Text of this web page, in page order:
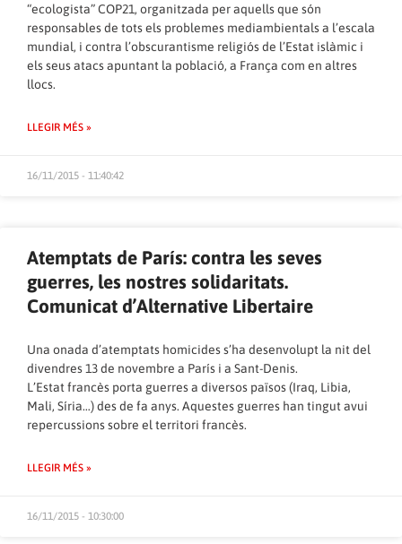
“ecologista” COP21, organitzada per aquells que són
responsables de tots els problemes mediambientals a l’escala
mundial, i contra l’obscurantisme religiós de l’Estat islàmic i
els seus atacs apuntant la població, a França com en altres
llocs.
LLEGIR MÉS »
16/11/2015 - 11:40:42
Atemptats de París: contra les seves
guerres, les nostres solidaritats.
Comunicat d’Alternative Libertaire
Una onada d’atemptats homicides s’ha desenvolupt la nit del
divendres 13 de novembre a París i a Sant-Denis.
L’Estat francès porta guerres a diversos països (Iraq, Libia,
Mali, Síria…) des de fa anys. Aquestes guerres han tingut avui
repercussions sobre el territori francès.
LLEGIR MÉS »
16/11/2015 - 10:30:00